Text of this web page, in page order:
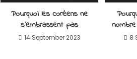
Pourquoi les coréens ne
s’embrassent pas
14 September 2023 8